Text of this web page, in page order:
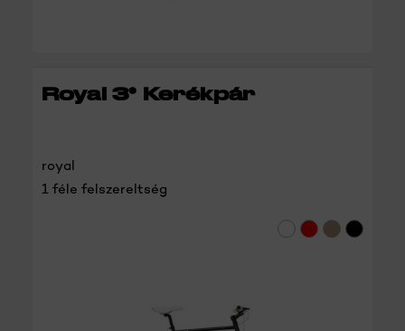
Royal 3* Kerékpár
royal
1 féle felszereltség